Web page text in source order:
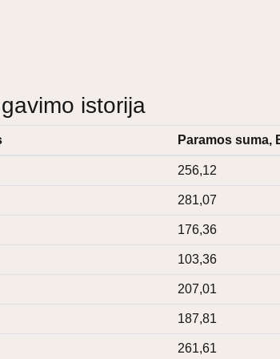
istorija
Paramos suma,
256,12
281,07
176,36
103,36
207,01
187,81
261,61